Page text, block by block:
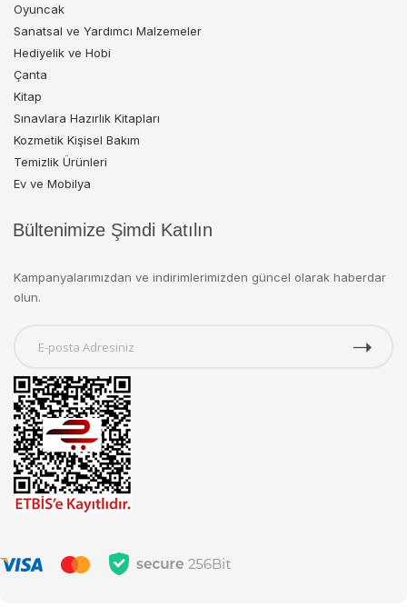
Oyuncak
Sanatsal ve Yardımcı Malzemeler
Hediyelik ve Hobi
Çanta
Kitap
Sınavlara Hazırlık Kitapları
Kozmetik Kişisel Bakım
Temizlik Ürünleri
Ev ve Mobilya
Bültenimize Şimdi Katılın
Kampanyalarımızdan ve indirimlerimizden güncel olarak haberdar
olun.